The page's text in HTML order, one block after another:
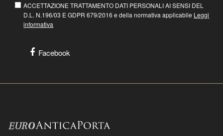
ACCETTAZIONE TRATTAMENTO DATI PERSONALI AI SENSI DEL
D.L. N.196/03 E GDPR 679/2016 e della normativa applicabile Leggi
informativa
Facebook